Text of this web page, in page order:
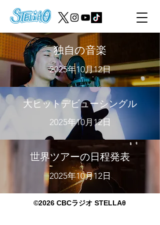
独自の音楽
2025年10月12日
大ヒットデビューシングル
2025年10月12日
世界ツアーの日程発表
2025年10月12日
©2026 CBCラジオ STELLAθ